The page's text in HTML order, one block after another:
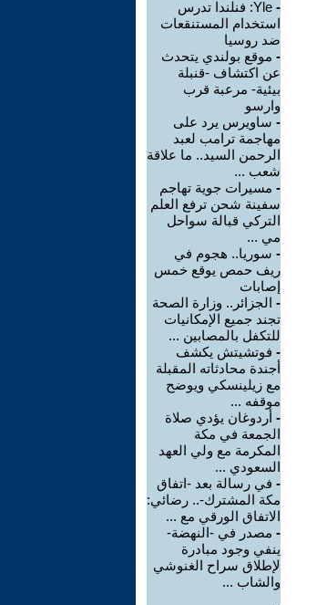
-
Yle: فنلندا تدرس
استخدام المستنقعات
ضد روسيا
- موقع بولندي يتحدث
عن اكتشاف -قنبلة
بيئية- مرعبة قرب
وارسو
- ساويرس يرد على
مهاجمة ترامب لعبد
الرحمن السيد.. ما علاقة
شعب ...
- مسيرات جوية تهاجم
سفينة شحن ترفع العلم
التركي قبالة سواحل
مي ...
- سوريا.. هجوم في
ريف حمص يوقع خمس
إصابات
- الجزائر.. وزارة الصحة
تجند جميع الإمكانيات
للتكفل بالمصابين ...
- فوتشيتش يكشف
أجندة محادثاته المقبلة
مع زيلينسكي ويوضح
موقفه ...
- أردوغان يؤدي صلاة
الجمعة في مكة
المكرمة مع ولي العهد
السعودي ...
- في رسالة بعد -اتفاق
مكة المشترك-.. رضائي:
الاتفاق الورقي مع ...
- مصدر في -النهضة-
ينفي وجود مبادرة
لإطلاق سراح الغنوشي
والشاب ...